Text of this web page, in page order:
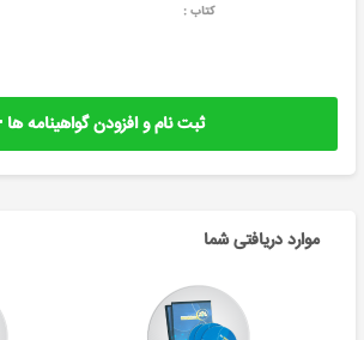
کتاب :
ثبت نام و افزودن گواهینامه ها
موارد دریافتی شما